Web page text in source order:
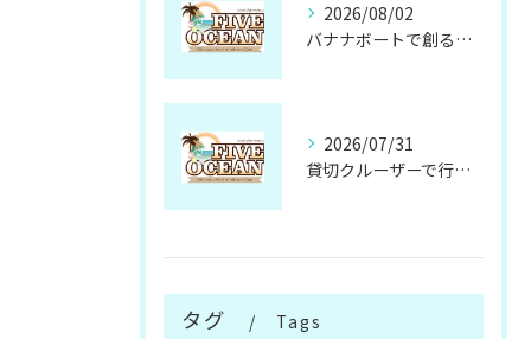
2026/08/02
バナナボートで創る忘れられない仲間との思い出
2026/07/31
貸切クルーザーで行く無人島の魅力と楽しみ方
タグ Tags